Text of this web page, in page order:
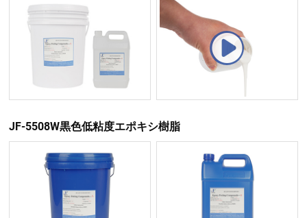
JF-5508W黒色低粘度エポキシ樹脂